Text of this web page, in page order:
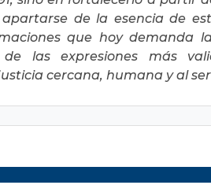
de la esencia de
que hoy demanda
las expresiones más
cercana, humana y al